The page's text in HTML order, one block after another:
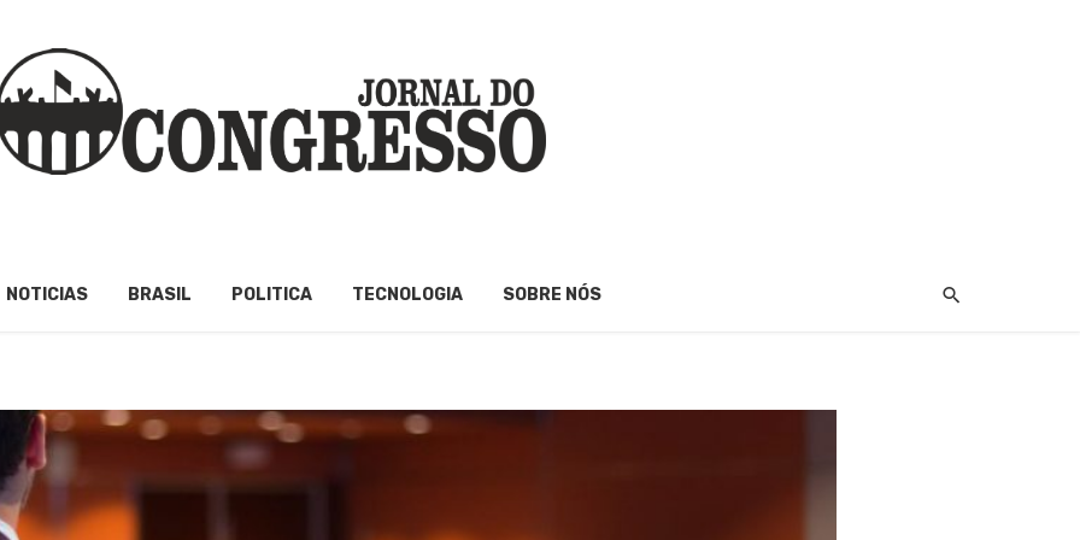
NOTICIAS BRASIL POLITICA TECNOLOGIA SOBRE NÓS